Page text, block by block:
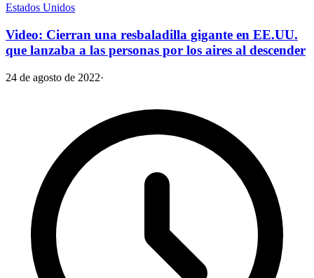
Estados Unidos
Video: Cierran una resbaladilla gigante en EE.UU.
que lanzaba a las personas por los aires al descender
24 de agosto de 2022·